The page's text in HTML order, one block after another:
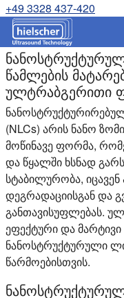
+49 3328 437-420
წამლების
ულტრაბგერითი
(NLCs) არის ნანო
მოწინავე ფორმა,
და წყალში ხსნად
სტაბილურობა,
დეგრადაციისგან და
განთავისუფლებას.
ეფექტური და
ნანოსტრუქტურული
წარმოებისთვის.